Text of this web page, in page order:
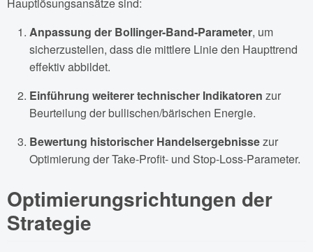
Hauptlösungsansätze sind:
Anpassung der Bollinger-Band-Parameter, um
sicherzustellen, dass die mittlere Linie den Haupttrend
effektiv abbildet.
Einführung weiterer technischer Indikatoren zur
Beurteilung der bullischen/bärischen Energie.
Bewertung historischer Handelsergebnissezur
Optimierung der Take-Profit- und Stop-Loss-Parameter.
Optimierungsrichtungen der
Strategie